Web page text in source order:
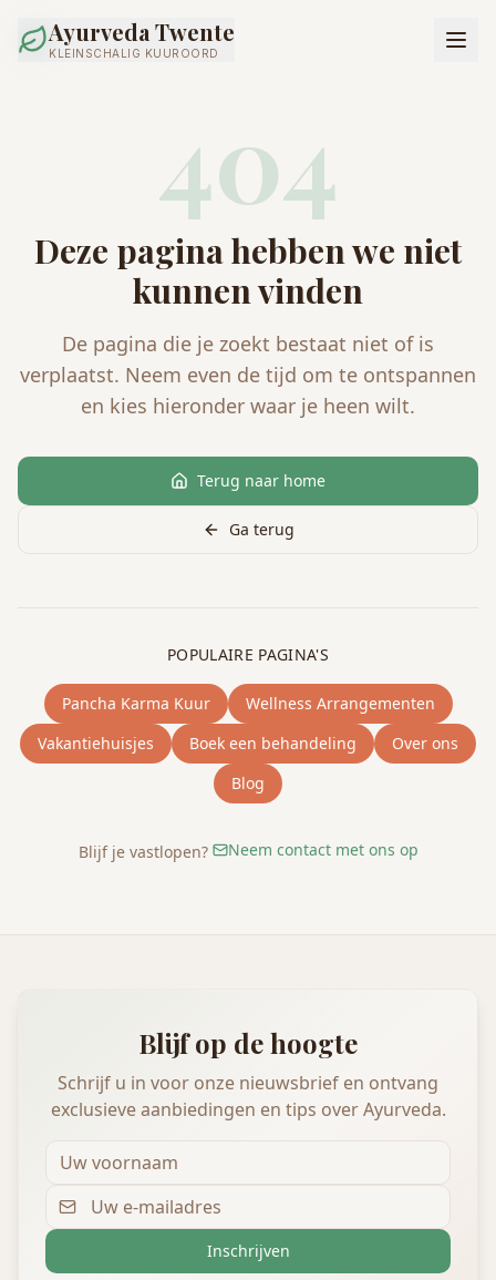
Ayurveda Twente
KLEINSCHALIG KUUROORD
404
Deze pagina hebben we niet
kunnen vinden
De pagina die je zoekt bestaat niet of is
verplaatst. Neem even de tijd om te ontspannen
en kies hieronder waar je heen wilt.
Terug naar home
Ga terug
POPULAIRE PAGINA'S
Pancha Karma Kuur
Wellness Arrangementen
Vakantiehuisjes
Boek een behandeling
Over ons
Blog
Blijf je vastlopen? Neem contact met ons op
Blijf op de hoogte
Schrijf u in voor onze nieuwsbrief en ontvang
exclusieve aanbiedingen en tips over Ayurveda.
Inschrijven